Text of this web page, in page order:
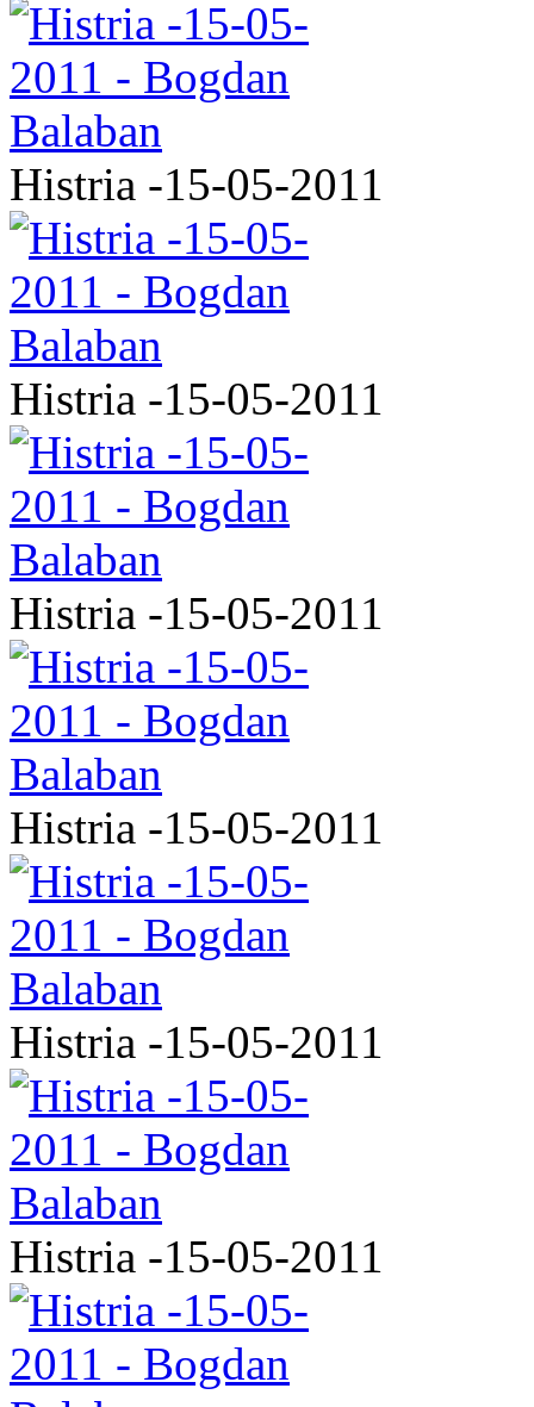
Histria -15-05-2011
Histria -15-05-2011
Histria -15-05-2011
Histria -15-05-2011
Histria -15-05-2011
Histria -15-05-2011